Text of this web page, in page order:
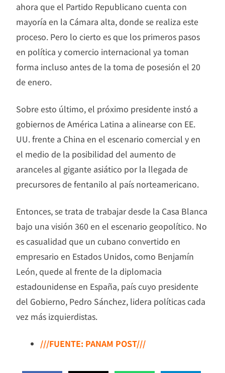
ahora que el Partido Republicano cuenta con
mayoría en la Cámara alta, donde se realiza este
proceso. Pero lo cierto es que los primeros pasos
en política y comercio internacional ya toman
forma incluso antes de la toma de posesión el 20
de enero.
Sobre esto último, el próximo presidente instó a
gobiernos de América Latina a alinearse con EE.
UU. frente a China en el escenario comercial y en
el medio de la posibilidad del aumento de
aranceles al gigante asiático por la llegada de
precursores de fentanilo al país norteamericano.
Entonces, se trata de trabajar desde la Casa Blanca
bajo una visión 360 en el escenario geopolítico. No
es casualidad que un cubano convertido en
empresario en Estados Unidos, como Benjamín
León, quede al frente de la diplomacia
estadounidense en España, país cuyo presidente
del Gobierno, Pedro Sánchez, lidera políticas cada
vez más izquierdistas.
///FUENTE: PANAM POST///